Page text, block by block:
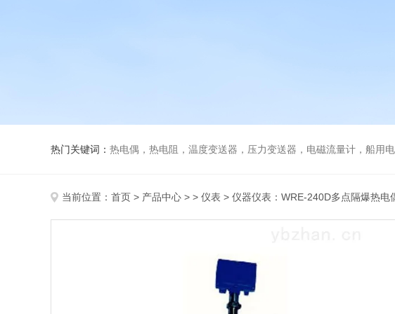
热门关键词： 热电偶，热电阻，温度变送器，压力变送器，电磁流量计，船用电缆
当前位置： 首页 > 产品中心 > > 仪表 > 仪器仪表：WRE-240D多点隔爆热电